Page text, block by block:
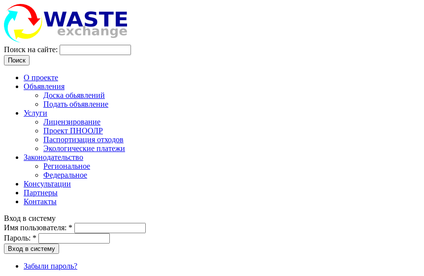
Поиск на сайте:
Поиск
О проекте
Объявления
Доска обьявлений
Подать объявление
Услуги
Лицензирование
Проект ПНООЛР
Паспортизация отходов
Экологические платежи
Законодательство
Региональное
Федеральное
Консультации
Партнеры
Контакты
Вход в систему
Имя пользователя: *
Пароль: *
Вход в систему
Забыли пароль?